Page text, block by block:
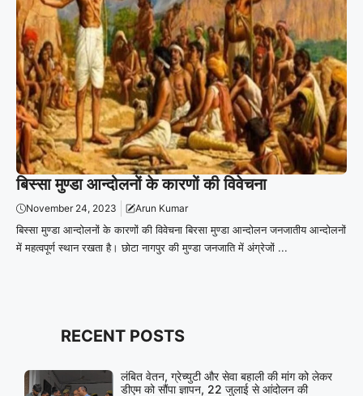
बिस्सा मुण्डा आन्दोलनों के कारणों की विवेचना
November 24, 2023 Arun Kumar
बिस्सा मुण्डा आन्दोलनों के कारणों की विवेचना बिरसा मुण्डा आन्दोलन जनजातीय आन्दोलनों
में महत्वपूर्ण स्थान रखता है। छोटा नागपुर की मुण्डा जनजाति में अंग्रेजों ...
RECENT POSTS
लंबित वेतन, ग्रेच्युटी और सेवा बहाली की मांग को लेकर
डीएम को सौंपा ज्ञापन, 22 जुलाई से आंदोलन की